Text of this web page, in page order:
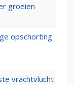
groeien
opschorting
vrachtvlucht